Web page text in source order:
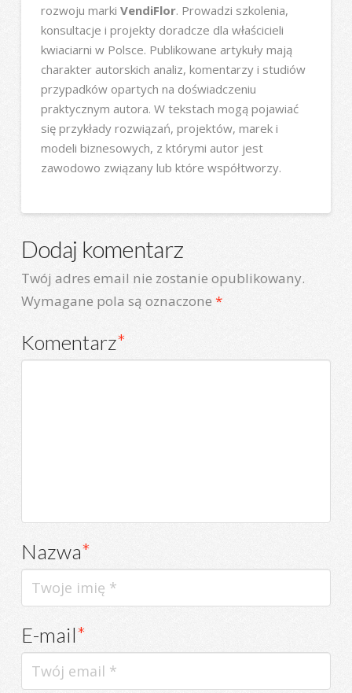
rozwoju marki VendiFlor. Prowadzi szkolenia,
konsultacje i projekty doradcze dla właścicieli
kwiaciarni w Polsce. Publikowane artykuły mają
charakter autorskich analiz, komentarzy i studiów
przypadków opartych na doświadczeniu
praktycznym autora. W tekstach mogą pojawiać
się przykłady rozwiązań, projektów, marek i
modeli biznesowych, z którymi autor jest
zawodowo związany lub które współtworzy.
Dodaj komentarz
Twój adres email nie zostanie opublikowany.
Wymagane pola są oznaczone*
Komentarz*
Nazwa*
E-mail*